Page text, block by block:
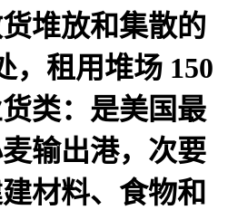
堆放和集散的
，租用堆场 150
类：是美国最
输出港，次要
材料、食物和